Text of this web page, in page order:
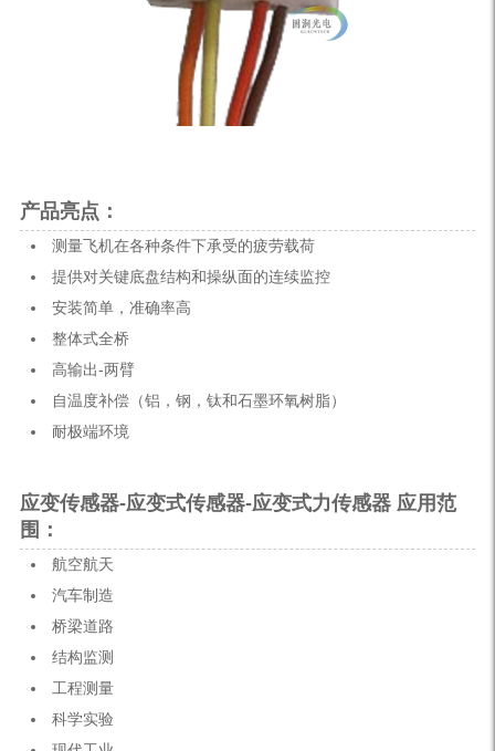
产品亮点：
测量飞机在各种条件下承受的疲劳载荷
提供对关键底盘结构和操纵面的连续监控
安装简单，准确率高
整体式全桥
高输出-两臂
自温度补偿（铝，钢，钛和石墨环氧树脂）
耐极端环境
应变传感器-应变式传感器-应变式力传感器 应用范
围：
航空航天
汽车制造
桥梁道路
结构监测
工程测量
科学实验